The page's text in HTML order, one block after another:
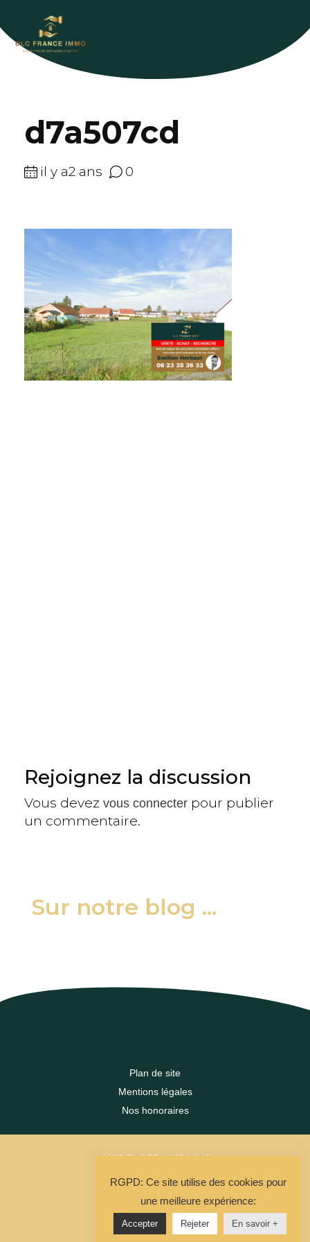
d7a507cd
il y a2 ans 0
Rejoignez la discussion
Vous devez vous connecter pour publier
un commentaire.
Sur notre blog ...
Plan de site
Mentions légales
Nos honoraires
2023 DLC FRANCE IMMO
La Solution Immo
RGPD: Ce site utilise des cookies pour
une meilleure expérience:
Accepter Rejeter En savoir +